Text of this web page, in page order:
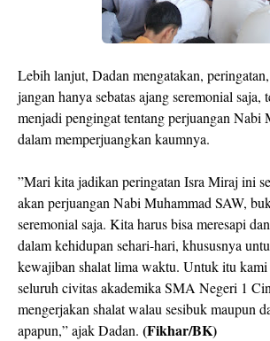
Lebih lanjut, Dadan mengatakan,
jangan hanya sebatas ajang seremonial saja,
menjadi pengingat tentang perjuangan Nabi
dalam memperjuangkan kaumnya.
”Mari kita jadikan peringatan Isra Miraj ini
akan perjuangan Nabi Muhammad SAW,
seremonial saja. Kita harus bisa meresapi
dalam kehidupan sehari-hari, khususnya
kewajiban shalat lima waktu. Untuk itu kami
seluruh civitas akademika SMA Negeri 1
mengerjakan shalat walau sesibuk maupun
apapun,” ajak Dadan. (Fikhar/BK)